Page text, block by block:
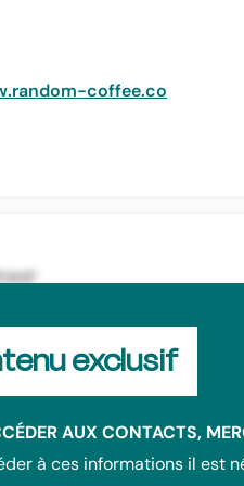
coffee.co
exclusif
AUX CONTACTS,
à ces informations il est